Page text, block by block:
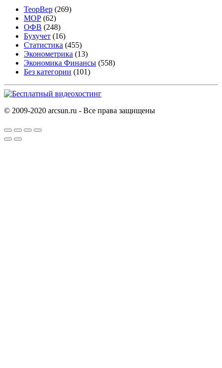
ТеорВер (269)
МОР (62)
ОФВ (248)
Бухучет (16)
Статистика (455)
Эконометрика (13)
Экономика Финансы (558)
Без категории (101)
© 2009-2020 arcsun.ru - Все права защищены